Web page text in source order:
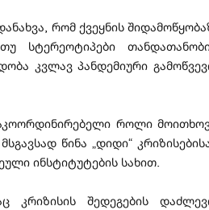
რომ ქვეყნის
სტერეოტიპები
კვლავ პანდემიური
როლი
წინა „დიდი“
ინსტიტუტების სახით.
კრიზისის შედეგების